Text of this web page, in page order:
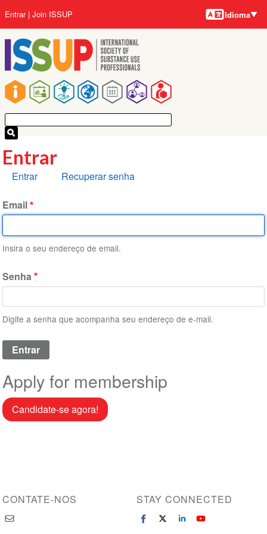
para
o
conteúdo
principal
Navegação
principal
Menu
da
conta
do
usuário
Entrar Join ISSUP Idiomas
Idioma
Entrar
Abas
Entrar Recuperar senha
Email
Insira o seu endereço de email.
Senha
Digite a senha que acompanha seu endereço de e-mail.
Apply for membership
Candidate-se agora!
CONTATE-NOS STAY CONNECTED